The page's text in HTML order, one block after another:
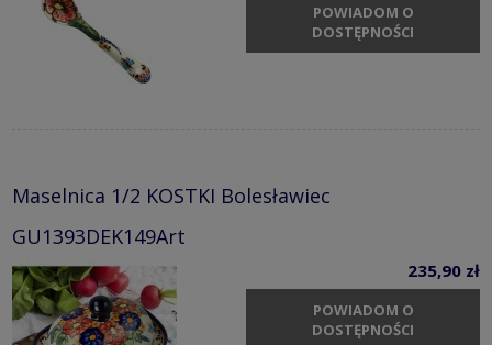
POWIADOM O
DOSTĘPNOŚCI
Maselnica 1/2 KOSTKI Bolesławiec
GU1393DEK149Art
235,90 zł
POWIADOM O
DOSTĘPNOŚCI